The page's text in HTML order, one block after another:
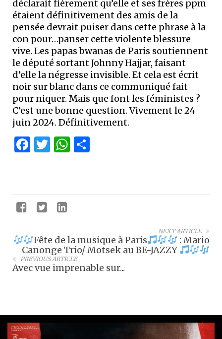
déclarait fièrement qu’elle et ses frères ppm
étaient définitivement des amis de la
pensée devrait puiser dans cette phrase à la
con pour…panser cette violente blessure
vive. Les papas bwanas de Paris soutiennent
le député sortant Johnny Hajjar, faisant
d’elle la négresse invisible. Et cela est écrit
noir sur blanc dans ce communiqué fait
pour niquer. Mais que font les féministes ?
C’est une bonne question. Vivement le 24
juin 2024. Définitivement.
Facebook
Twitter
WhatsApp
NEXT ARTICLE
Fête de la musique à Paris
: Mario
Canonge Trio/ Motsek au BE-JAZZY
PREVIOUS ARTICLE
Avec vue imprenable sur...